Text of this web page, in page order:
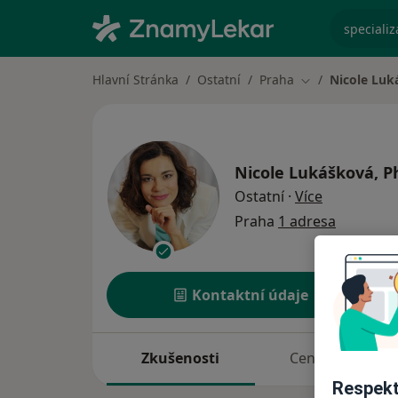
Hlavní Stránka Ostatní Praha Změna města
Nicole
Nicole Lukášková,
Ostatní · Více
Praha 1 adresa
Kontaktní údaje
Zkušenosti Ceník